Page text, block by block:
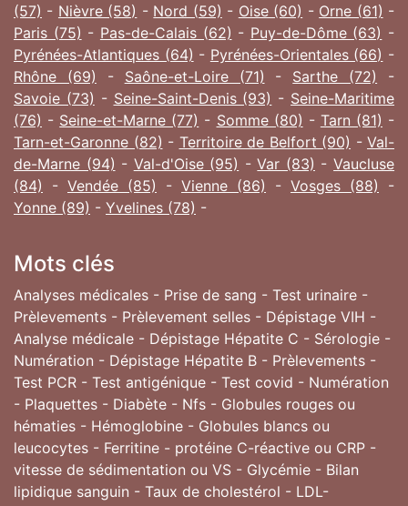
(57) - Nièvre (58) - Nord (59) - Oise (60) - Orne (61) -
Paris (75) - Pas-de-Calais (62) - Puy-de-Dôme (63) -
Pyrénées-Atlantiques (64) - Pyrénées-Orientales (66) -
Rhône (69) - Saône-et-Loire (71) - Sarthe (72)
-
Savoie (73) - Seine-Saint-Denis (93) - Seine-Maritime
(76) - Seine-et-Marne (77) - Somme (80) - Tarn (81) -
Tarn-et-Garonne (82) - Territoire de Belfort (90) - Val-
de-Marne (94) - Val-d'Oise (95) -Var (83) -Vaucluse
(84) - Vendée (85) - Vienne (86) - Vosges (88) -
Yonne (89) - Yvelines (78) -
Mots clés
Analyses médicales - Prise de sang - Test urinaire -
Prèlevements - Prèlevement selles - Dépistage VIH -
Analyse médicale - Dépistage Hépatite C - Sérologie -
Numération - Dépistage Hépatite B - Prèlevements -
Test PCR - Test antigénique - Test covid - Numération
- Plaquettes - Diabète - Nfs - Globules rouges ou
hématies - Hémoglobine - Globules blancs ou
leucocytes - Ferritine - protéine C-réactive ou CRP -
vitesse de sédimentation ou VS - Glycémie - Bilan
lipidique sanguin - Taux de cholestérol - LDL-